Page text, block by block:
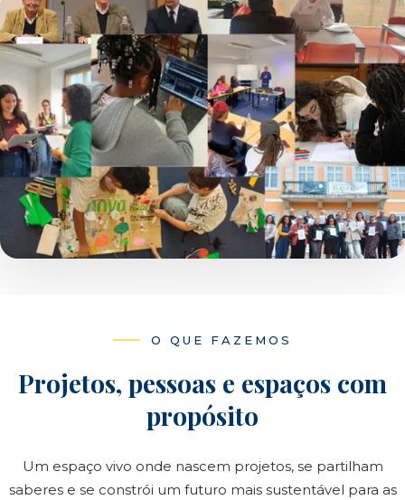
O QUE FAZEMOS
Projetos, pessoas e espaços com
propósito
Um espaço vivo onde nascem projetos, se partilham
saberes e se constrói um futuro mais sustentável para as